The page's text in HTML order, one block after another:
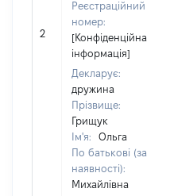
2
Реєстраційний
номер:
[Конфіденційна
інформація]
Декларує:
дружина
Прізвище:
Грищук
Ім'я:
Ольга
По батькові (за
наявності):
Михайлівна